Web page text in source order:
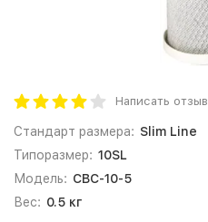
Написать отзыв
Стандарт размера: Slim Line
Типоразмер: 10SL
Модель: CBC-10-5
Вес: 0.5 кг